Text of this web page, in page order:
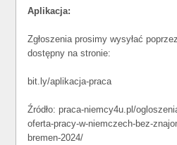
Aplikacja:
Zgłoszenia prosimy wysyłać
dostępny na stronie:
bit.ly/aplikacja-praca
Źródło: praca-niemcy4u.pl/
oferta-pracy-w-niemczech-bez-
bremen-2024/